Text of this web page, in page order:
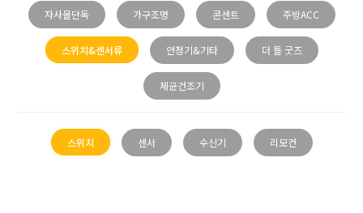
자사몰단독 가구조명 콘센트 주방ACC
스위치&센서류 안정기&기타 더 틀 굿즈
제균건조기
스위치 센서 수신기 리모컨